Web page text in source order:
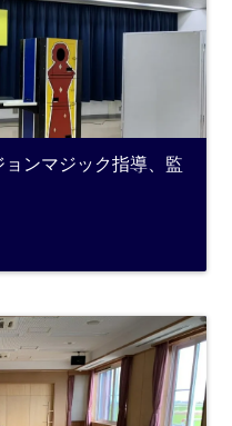
ンマジック指導、監